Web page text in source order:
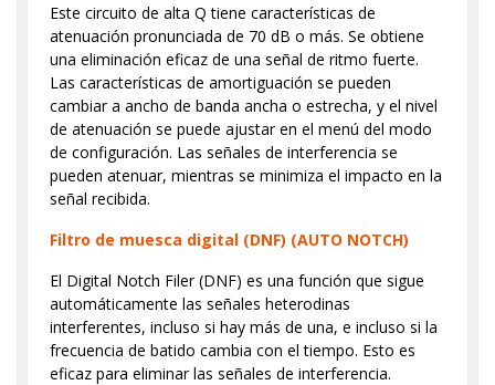
Este circuito de alta Q tiene características de
atenuación pronunciada de 70 dB o más. Se obtiene
una eliminación eficaz de una señal de ritmo fuerte.
Las características de amortiguación se pueden
cambiar a ancho de banda ancha o estrecha, y el nivel
de atenuación se puede ajustar en el menú del modo
de configuración. Las señales de interferencia se
pueden atenuar, mientras se minimiza el impacto en la
señal recibida.
Filtro de muesca digital (DNF) (AUTO NOTCH)
El Digital Notch Filer (DNF) es una función que sigue
automáticamente las señales heterodinas
interferentes, incluso si hay más de una, e incluso si la
frecuencia de batido cambia con el tiempo. Esto es
eficaz para eliminar las señales de interferencia.